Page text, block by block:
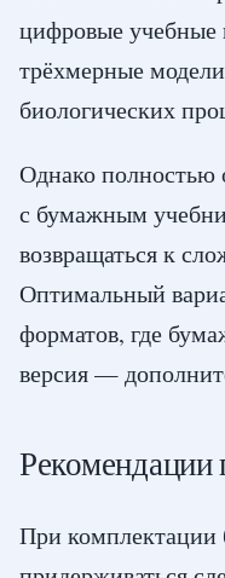
цифровые учебные
трёхмерные
биологических
Однако полностью
с бумажным
возвращаться к
Оптимальный
форматов, где
версия —
При комплектации